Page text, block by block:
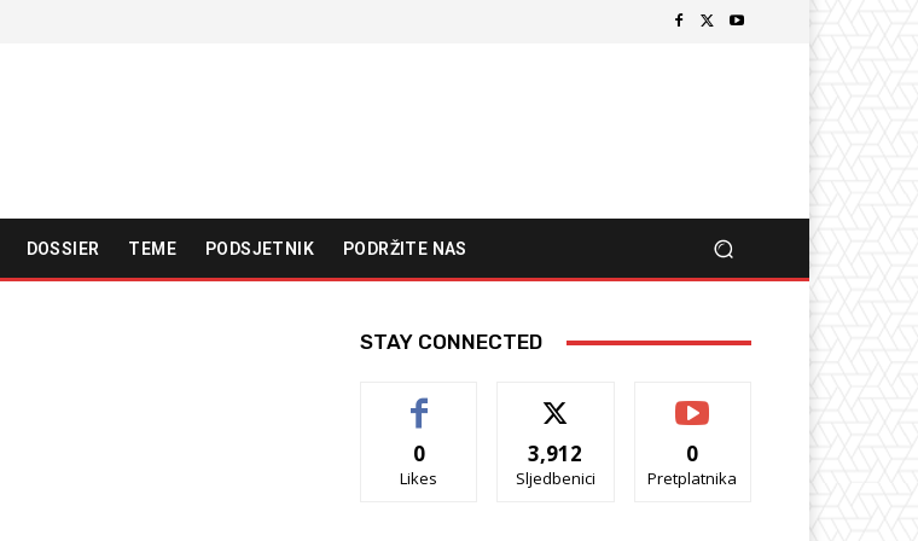
DOSSIER TEME PODSJETNIK PODRŽITE NAS
STAY CONNECTED
0
Likes
3,912
Sljedbenici
0
Pretplatnika